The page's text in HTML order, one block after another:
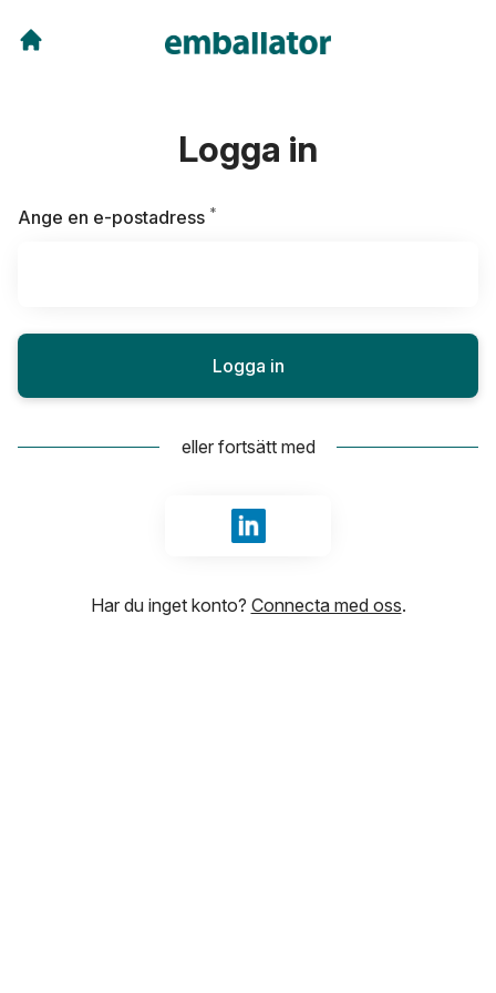
Logga in
Ange en e-postadress *
Logga in
eller fortsätt med
Logga in med LinkedIn
Har du inget konto? Connecta med oss.